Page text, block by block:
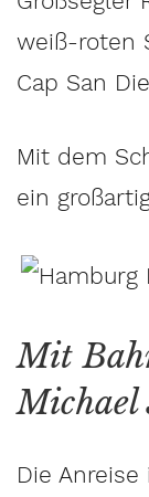
weiß-roten
Cap San
Mit dem
ein
Mit
Michael
Die